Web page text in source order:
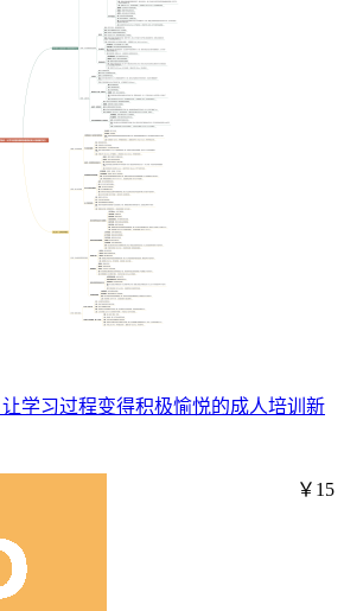
让学习过程变得积极愉悦的成人培训新
￥15